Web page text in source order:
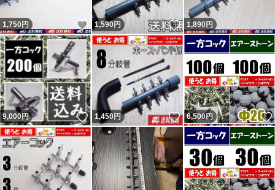
1,750円 いいね！
1,590円 いいね！
1,890円
9,000円 いいね！
1,450円 いいね！
6,500円